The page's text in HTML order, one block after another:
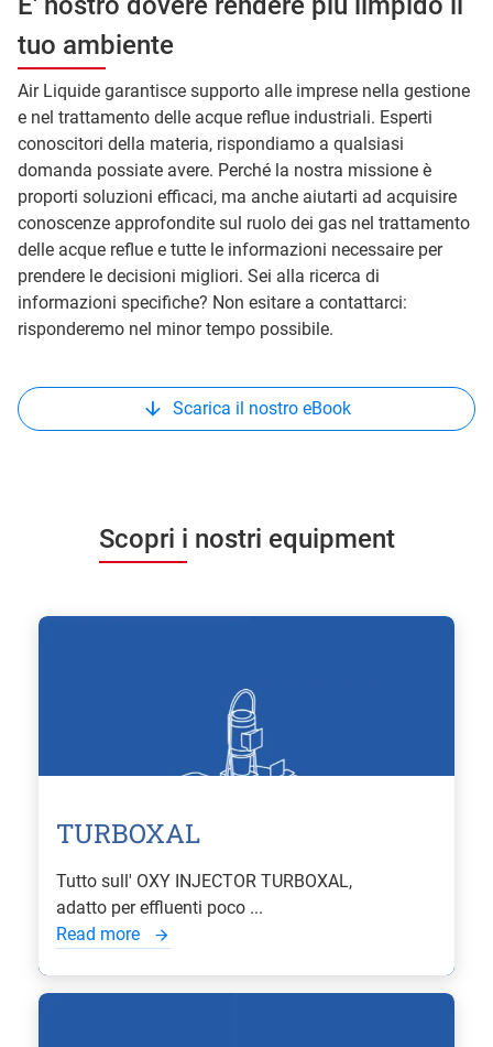
tuo ambiente
Air Liquide garantisce supporto alle imprese nella gestione
e nel trattamento delle acque reflue industriali. Esperti
conoscitori della materia, rispondiamo a qualsiasi
domanda possiate avere. Perché la nostra missione è
proporti soluzioni efficaci, ma anche aiutarti ad acquisire
conoscenze approfondite sul ruolo dei gas nel trattamento
delle acque reflue e tutte le informazioni necessaire per
prendere le decisioni migliori. Sei alla ricerca di
informazioni specifiche? Non esitare a contattarci:
risponderemo nel minor tempo possibile.
Scarica il nostro eBook
Scopri i nostri equipment
TURBOXAL
Tutto sull' OXY INJECTOR TURBOXAL,
adatto per effluenti poco ...
Read more